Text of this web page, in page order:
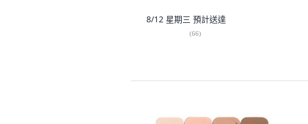
8/12 星期三 預計送達
(66)